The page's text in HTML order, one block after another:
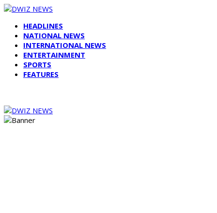
HEADLINES
NATIONAL NEWS
INTERNATIONAL NEWS
ENTERTAINMENT
SPORTS
FEATURES